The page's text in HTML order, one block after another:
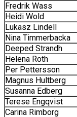
Fredrik Wass
Heidi Wold
Lukasz Lindell
Nina Timmerbacka
Deeped Strandh
Helena Roth
Per Pettersson
Magnus Hultberg
Susanna Edberg
Terese Engqvist
Carina Rimborg